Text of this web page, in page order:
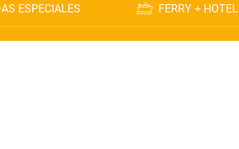
ESPECIALES FERRY + HOTEL